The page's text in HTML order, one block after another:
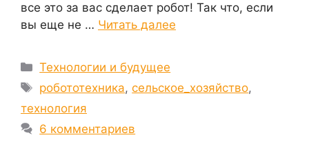
все это за вас сделает робот! Так что, если
вы еще не … Читать далее
Рубрики
Технологии и будущее
Метки
робототехника,сельское_хозяйство,
технология
6 комментариев